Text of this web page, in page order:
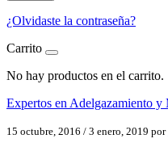
¿Olvidaste la contraseña?
Carrito
No hay productos en el carrito.
Expertos en Adelgazamiento y
15 octubre, 2016 / 3 enero, 2019 por